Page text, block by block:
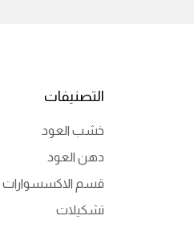
التصنيفات
خشب العود
دهن العود
قسم الاكسسوارات
تشكيلات